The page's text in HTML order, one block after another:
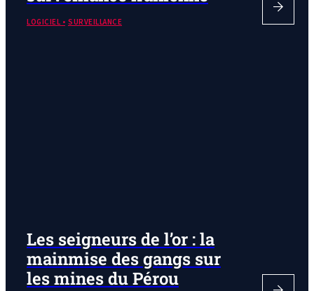
LOGICIEL SURVEILLANCE
Les seigneurs de l’or : la
mainmise des gangs sur
les mines du Pérou